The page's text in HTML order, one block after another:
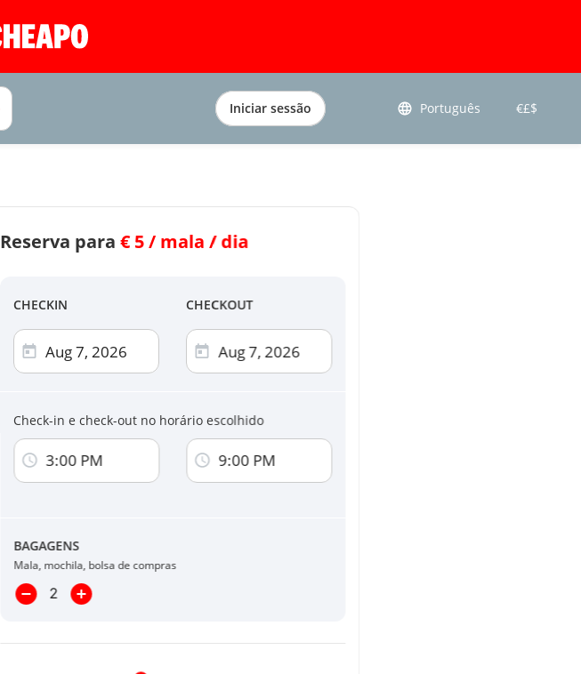
Iniciar sessão Português €£$
Reserva on-line necessária
Reserva para € 5 / mala / dia
CHECKIN CHECKOUT
Check-in e check-out no horário escolhido
3:00 PM 9:00 PM
BAGAGENS
Mala, mochila, bolsa de compras
Checkout
Cartão de crédito
Visa, Mastercard, AMEX
Ao clicar num dos botões de pagamento nesta página, concordas com
Condições
Política de Privacidade
Concordo em receber comunicações por e-mail relacionadas com novos serviços